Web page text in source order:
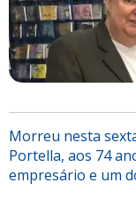
Morreu nesta
Portella, aos 74
empresário e um